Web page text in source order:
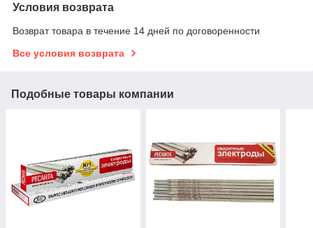
Условия возврата
Возврат товара в течение 14 дней по договоренности
Все условия возврата
Подобные товары компании